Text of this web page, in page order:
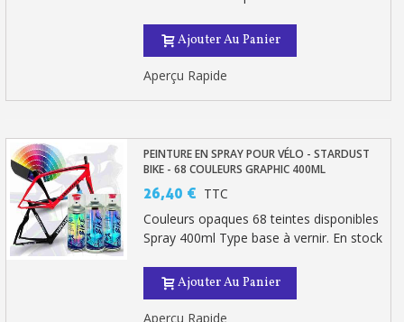
Ajouter Au Panier
Aperçu Rapide
PEINTURE EN SPRAY POUR VÉLO - STARDUST
BIKE - 68 COULEURS GRAPHIC 400ML
26,40 € TTC
Couleurs opaques 68 teintes disponibles
Spray 400ml Type base à vernir. En stock
Ajouter Au Panier
Aperçu Rapide